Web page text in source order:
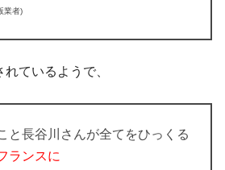
業者)
ているようで、
と長谷川さんが全てをひっくる
ランスに